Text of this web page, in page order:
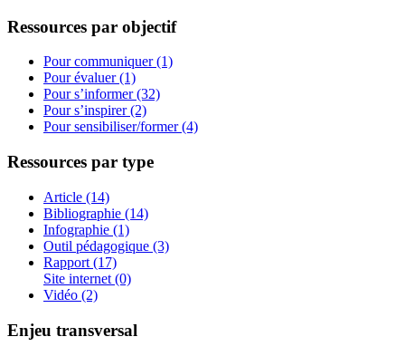
Ressources par objectif
Pour communiquer (1)
Pour évaluer (1)
Pour s’informer (32)
Pour s’inspirer (2)
Pour sensibiliser/former (4)
Ressources par type
Article (14)
Bibliographie (14)
Infographie (1)
Outil pédagogique (3)
Rapport (17)
Site internet (0)
Vidéo (2)
Enjeu transversal